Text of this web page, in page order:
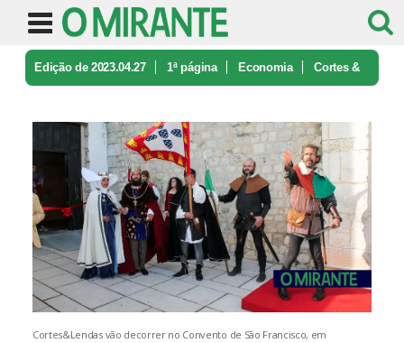
Edição de 2023.04.27 1ª página Economia Cortes &
Cortes&Lendas vão decorrer no Convento de São Francisco, em